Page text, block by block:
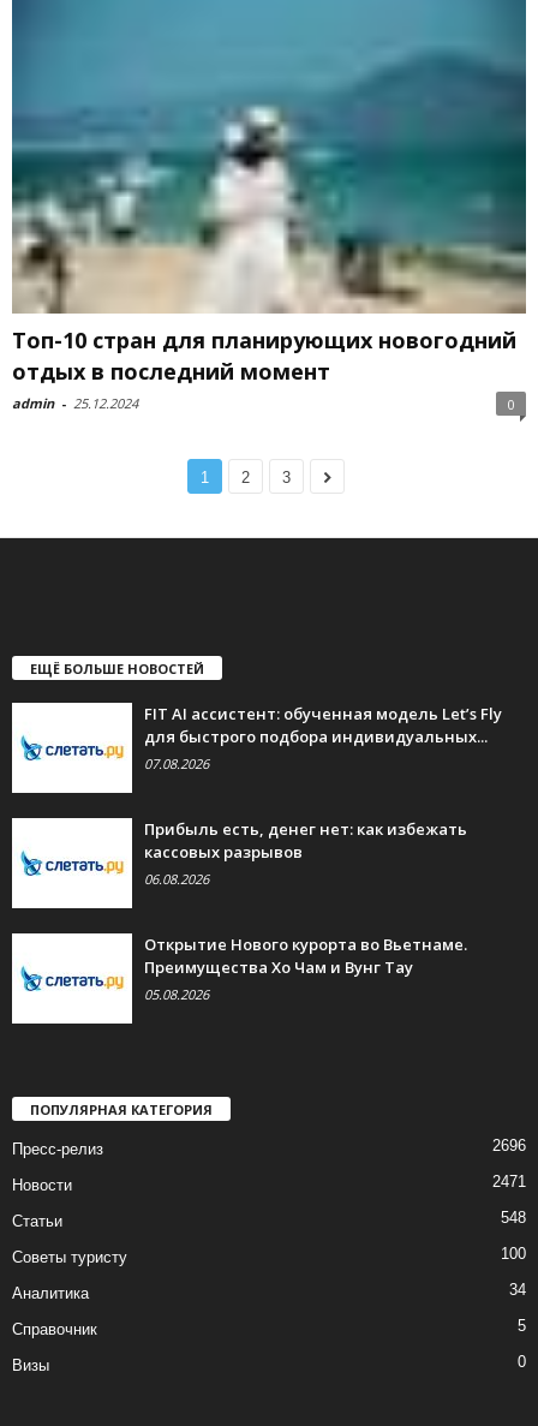
Топ-10 стран для планирующих новогодний
отдых в последний момент
admin - 25.12.2024 0
1 2 3
ЕЩЁ БОЛЬШЕ НОВОСТЕЙ
FIT AI ассистент: обученная модель Let’s Fly
для быстрого подбора индивидуальных...
07.08.2026
Прибыль есть, денег нет: как избежать
кассовых разрывов
06.08.2026
Открытие Нового курорта во Вьетнаме.
Преимущества Хо Чам и Вунг Тау
05.08.2026
ПОПУЛЯРНАЯ КАТЕГОРИЯ
Пресс-релиз 2696
Новости 2471
Статьи 548
Советы туристу 100
Аналитика 34
Справочник 5
Визы 0